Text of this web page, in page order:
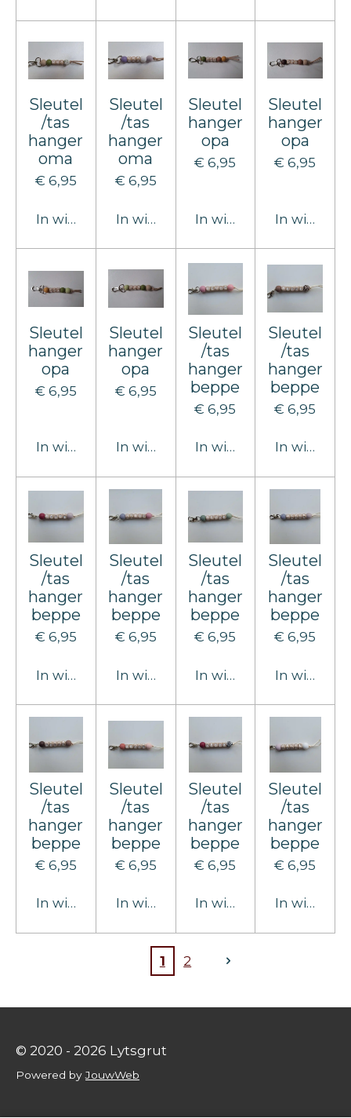
Sleutel
/tas
hanger
oma
€ 6,95
In winkelwagen
Sleutel
/tas
hanger
oma
€ 6,95
In winkelwagen
Sleutel
hanger
opa
€ 6,95
In winkelwagen
Sleutel
hanger
opa
€ 6,95
In
Sleutel
hanger
opa
€ 6,95
In winkelwagen
Sleutel
hanger
opa
€ 6,95
In winkelwagen
Sleutel
/tas
hanger
beppe
€ 6,95
In winkelwagen
Sleutel
/tas
hanger
beppe
€ 6,95
In
Sleutel
/tas
hanger
beppe
€ 6,95
In winkelwagen
Sleutel
/tas
hanger
beppe
€ 6,95
In winkelwagen
Sleutel
/tas
hanger
beppe
€ 6,95
In winkelwagen
Sleutel
/tas
hanger
beppe
€ 6,95
In
Sleutel
/tas
hanger
beppe
€ 6,95
In winkelwagen
Sleutel
/tas
hanger
beppe
€ 6,95
In winkelwagen
Sleutel
/tas
hanger
beppe
€ 6,95
In winkelwagen
Sleutel
/tas
hanger
beppe
€ 6,95
In
1 2
© 2020 - 2026 Lytsgrut
Powered byJouwWeb